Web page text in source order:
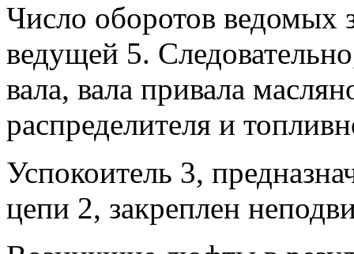
Число оборотов ведомых
ведущей 5.
вала, вала привала
распределителя и
Успокоитель 3,
цепи 2, закреплен